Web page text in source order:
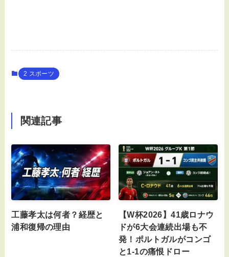
2 スポーツ
関連記事
工藤孝太は何者？経歴と
浦和復帰の理由
【W杯2026】41歳ロナウ
ドが6大会連続出場も不
発！ポルトガルがコンゴ
と1-1の痛恨ドロー